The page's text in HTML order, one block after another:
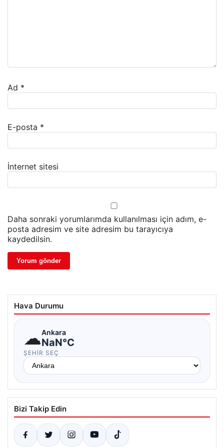
Ad *
E-posta *
İnternet sitesi
Daha sonraki yorumlarımda kullanılması için adım, e-
posta adresim ve site adresim bu tarayıcıya
kaydedilsin.
Hava Durumu
☁Ankara
NaN°C
ŞEHIR SEÇ
Bizi Takip Edin